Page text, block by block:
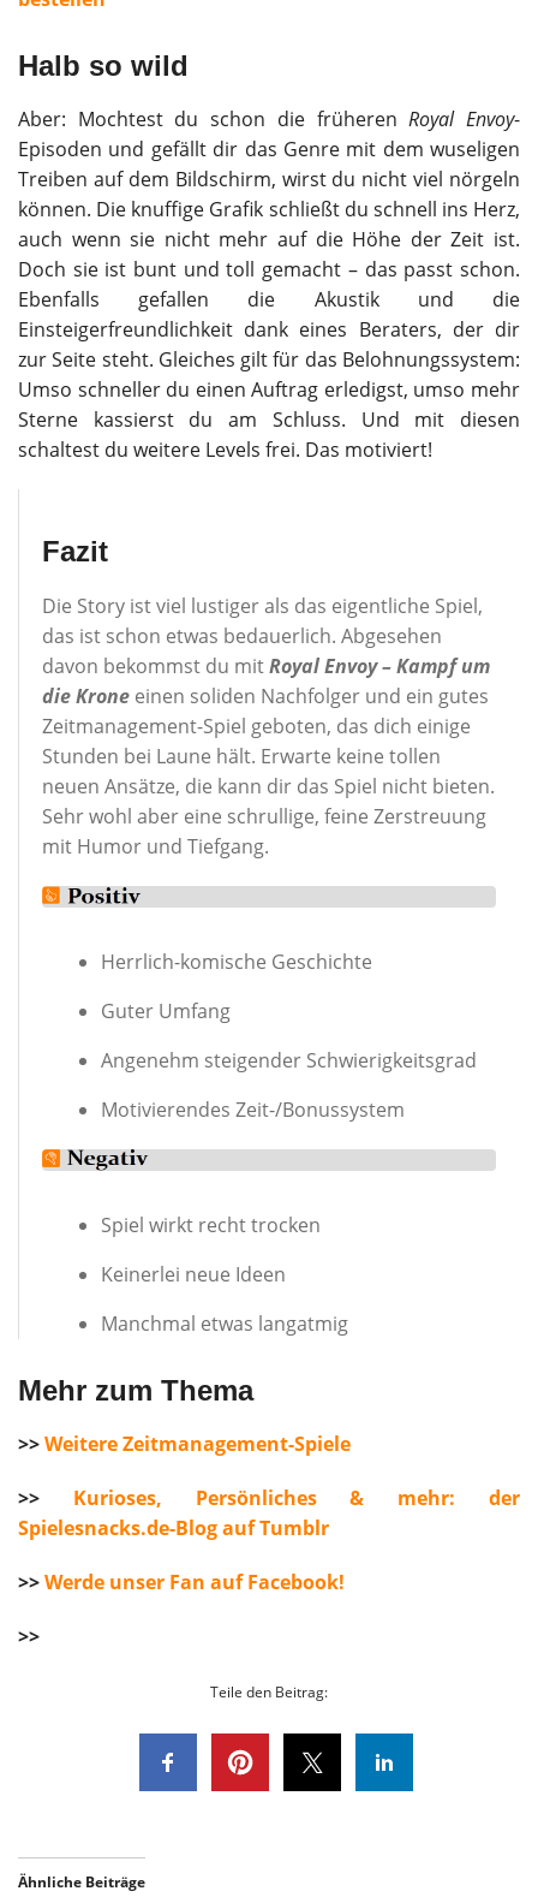
Halb so wild
Aber: Mochtest du schon die früherenRoyal Envoy-
Episoden und gefällt dir das Genre mit dem wuseligen
Treiben auf dem Bildschirm, wirst du nicht viel nörgeln
können. Die knuffige Grafik schließt du schnell ins Herz,
auch wenn sie nicht mehr auf die Höhe der Zeit ist.
Doch sie ist bunt und toll gemacht – das passt schon.
Ebenfalls gefallen die Akustik und die
Einsteigerfreundlichkeit dank eines Beraters, der dir
zur Seite steht. Gleiches gilt für das Belohnungssystem:
Umso schneller du einen Auftrag erledigst, umso mehr
Sterne kassierst du am Schluss. Und mit diesen
schaltest du weitere Levels frei. Das motiviert!
Fazit
Die Story ist viel lustiger als das eigentliche Spiel,
das ist schon etwas bedauerlich. Abgesehen
davon bekommst du mitRoyal Envoy – Kampf um
die Krone einen soliden Nachfolger und ein gutes
Zeitmanagement-Spiel geboten, das dich einige
Stunden bei Laune hält. Erwarte keine tollen
neuen Ansätze, die kann dir das Spiel nicht bieten.
Sehr wohl aber eine schrullige, feine Zerstreuung
mit Humor und Tiefgang.
Herrlich-komische Geschichte
Guter Umfang
Angenehm steigender Schwierigkeitsgrad
Motivierendes Zeit-/Bonussystem
Spiel wirkt recht trocken
Keinerlei neue Ideen
Manchmal etwas langatmig
Mehr zum Thema
>>Weitere Zeitmanagement-Spiele
>> Kurioses, Persönliches & mehr: der
Spielesnacks.de-Blog auf Tumblr
>>Werde unser Fan auf Facebook!
>>
Teile den Beitrag:
Ähnliche Beiträge